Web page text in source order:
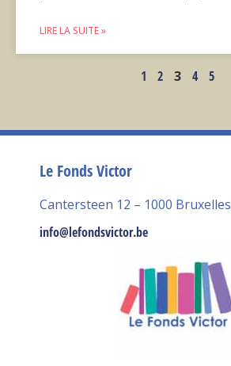
LIRE LA SUITE »
1 2 3 4 5
Le Fonds Victor
Cantersteen 12 – 1000 Bruxelles
info@lefondsvictor.be